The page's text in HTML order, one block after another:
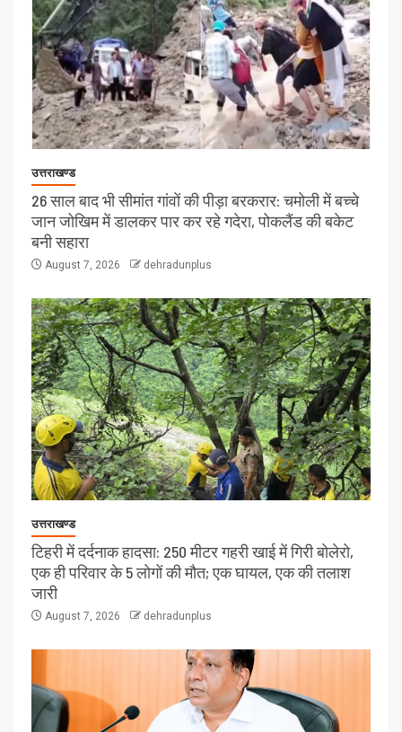
उत्तराखण्ड
26 साल बाद भी सीमांत गांवों की पीड़ा बरकरार: चमोली में बच्चे
जान जोखिम में डालकर पार कर रहे गदेरा, पोकलैंड की बकेट
बनी सहारा
August 7, 2026 dehradunplus
उत्तराखण्ड
टिहरी में दर्दनाक हादसा: 250 मीटर गहरी खाई में गिरी बोलेरो,
एक ही परिवार के 5 लोगों की मौत; एक घायल, एक की तलाश
जारी
August 7, 2026 dehradunplus